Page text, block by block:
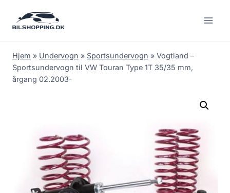
Hjem » Undervogn » Sportsundervogn » Vogtland –
Sportsundervogn til VW Touran Type 1T 35/35 mm,
årgang 02.2003-